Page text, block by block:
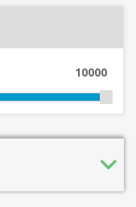
10000